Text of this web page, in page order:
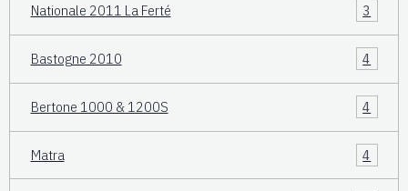
Nationale 2011 La Ferté 3
Bastogne 2010 4
Bertone 1000 & 1200S 4
Matra 4